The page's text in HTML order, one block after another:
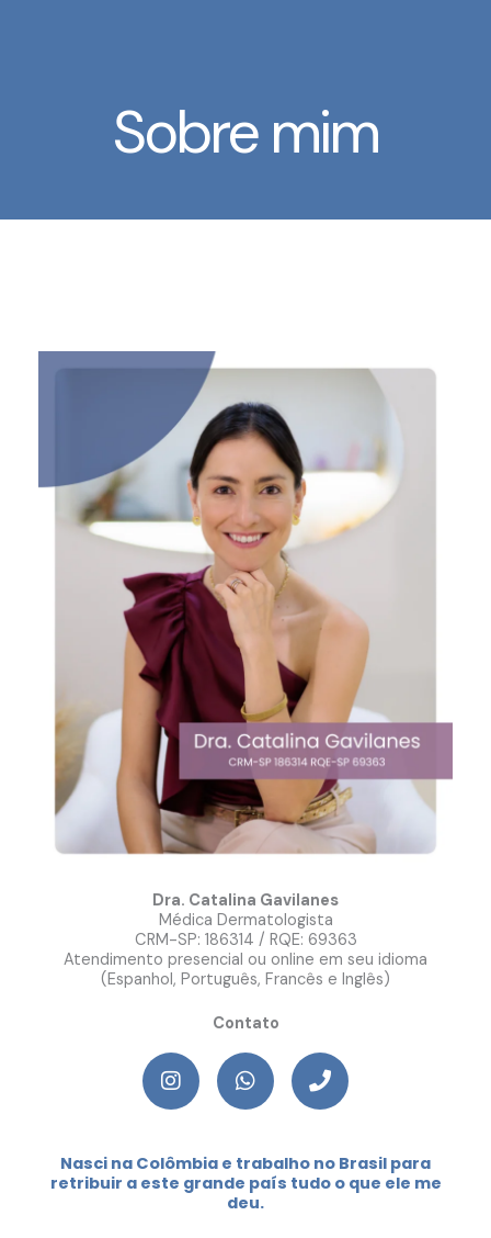
Sobre mim
Dra. Catalina Gavilanes
Médica Dermatologista
CRM-SP: 186314 / RQE: 69363
Atendimento presencial ou online em seu idioma
(Espanhol, Português, Francês e Inglês)
Contato
I
n
s
a
g
r
W
h
a
a
p
p
P
h
o
Nasci na Colômbia e trabalho no Brasil para
retribuir a este grande país tudo o que ele me
deu.